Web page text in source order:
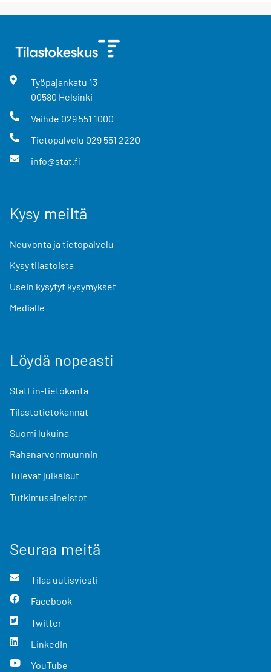
Työpajankatu 13
00580 Helsinki
Vaihde 029 551 1000
Tietopalvelu 029 551 2220
info@stat.fi
Kysy meiltä
Neuvonta ja tietopalvelu
Kysy tilastoista
Usein kysytyt kysymykset
Medialle
Löydä nopeasti
StatFin-tietokanta
Tilastotietokannat
Suomi lukuina
Rahanarvonmuunnin
Tulevat julkaisut
Tutkimusaineistot
Seuraa meitä
Tilaa uutisviesti
Facebook
Twitter
LinkedIn
YouTube